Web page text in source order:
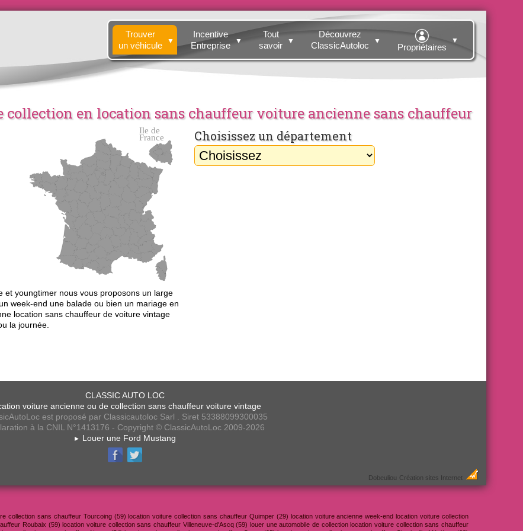
Trouver
un véhicule
▼
Incentive
Entreprise
▼
Tout
savoir
▼
Découvrez
ClassicAutoloc
▼
Propriétaires
▼
collection en location sans chauffeur voiture ancienne sans chauffeur
et youngtimer nous vous proposons un large
week-end une balade ou bien un mariage en
location sans chauffeur de voiture vintage
la journée.
Choisissez un département
CLASSIC AUTO LOC
voiture ancienne ou de collection sans chauffeur voiture vintage
est proposé par Classicautoloc Sarl . Siret 53388099300035
à la CNIL N°1413176 - Copyright © ClassicAutoLoc 2009-2026
► Louer une Ford Mustang
Dobeuliou Création sites Internet
collection sans chauffeur Tourcoing (59) location voiture collection sans chauffeur Quimper (29) location voiture ancienne week-end location voiture collection
Roubaix (59) location voiture collection sans chauffeur Villeneuve-d'Ascq (59) louer une automobile de collection location voiture collection sans chauffeur